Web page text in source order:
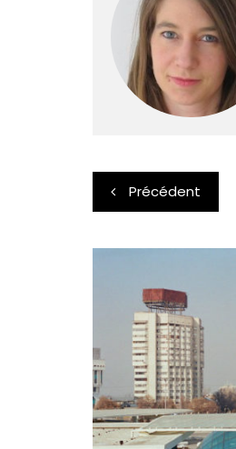
Navigation
de
l’article
Précédent